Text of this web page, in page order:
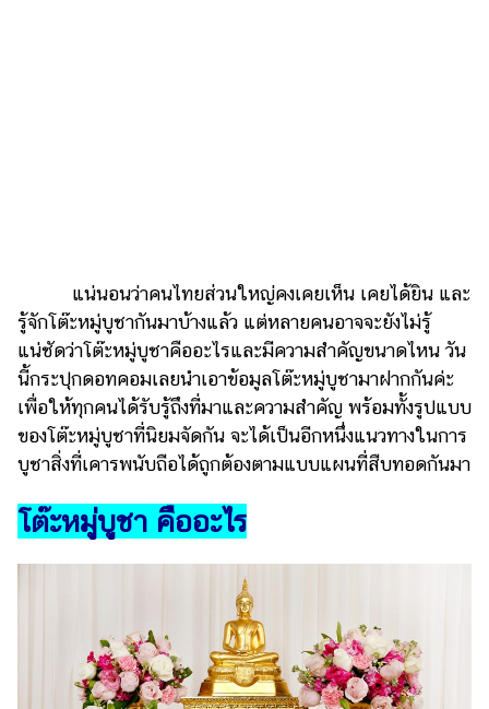
Station
ละคร
เกาหลี
ไลฟ์
ไตล์
ดูด
สุขภาพ
แน่นอนว่าคนไทยส่วนใหญ่คงเคยเห็น เคยได้ยิน และ
รู้จักโต๊ะหมู่บูชากันมาบ้างแล้ว แต่หลายคนอาจจะยังไม่รู้
แน่ชัดว่าโต๊ะหมู่บูชาคืออะไรและมีความสำคัญขนาดไหน วัน
นี้กระปุกดอทคอมเลยนำเอาข้อมูลโต๊ะหมู่บูชามาฝากกันค่ะ
เพื่อให้ทุกคนได้รับรู้ถึงที่มาและความสำคัญ พร้อมทั้งรูปแบบ
ของโต๊ะหมู่บูชาที่นิยมจัดกัน จะได้เป็นอีกหนึ่งแนวทางในการ
บูชาสิ่งที่เคารพนับถือได้ถูกต้องตามแบบแผนที่สืบทอดกันมา
โต๊ะหมู่บูชา คืออะไร